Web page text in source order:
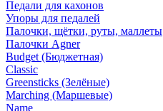
Педали для кахонов
Упоры для педалей
Палочки, щётки, руты, маллеты
Палочки Agner
Budget (Бюджетная)
Classic
Greensticks (Зелёные)
Marching (Маршевые)
Name